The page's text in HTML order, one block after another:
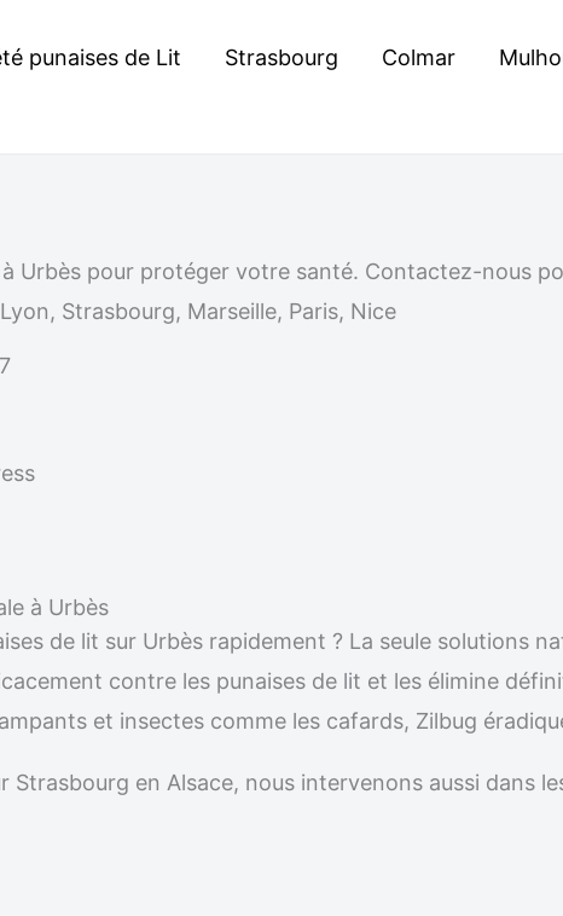
punaises de Lit Strasbourg Colmar
Urbès pour protéger votre santé. Contactez-nous
Strasbourg, Marseille, Paris, Nice
à Urbès
de lit sur Urbès rapidement ? La seule solutions
contre les punaises de lit et les élimine
et insectes comme les cafards, Zilbug
en Alsace, nous intervenons aussi dans